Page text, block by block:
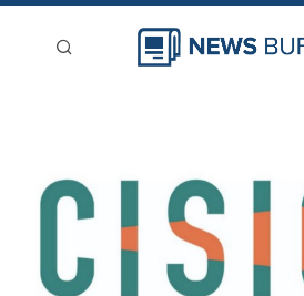
登入